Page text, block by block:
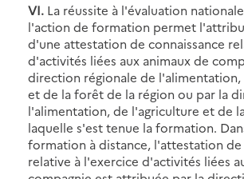
VI. La réussite à l'évaluation
l'action de formation permet
d'une attestation de connaissance
d'activités liées aux animaux de
direction régionale de
et de la forêt de la région ou par la
l'alimentation, de l'agriculture et de
laquelle s'est tenue la formation.
formation à distance, l'attestation de
relative à l'exercice d'activités liées